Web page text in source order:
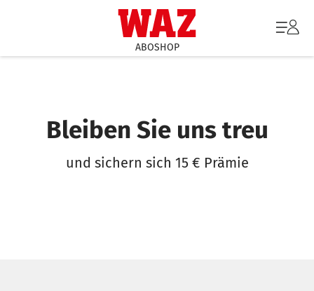
ABOSHOP
Bleiben Sie uns treu
und sichern sich 15 € Prämie